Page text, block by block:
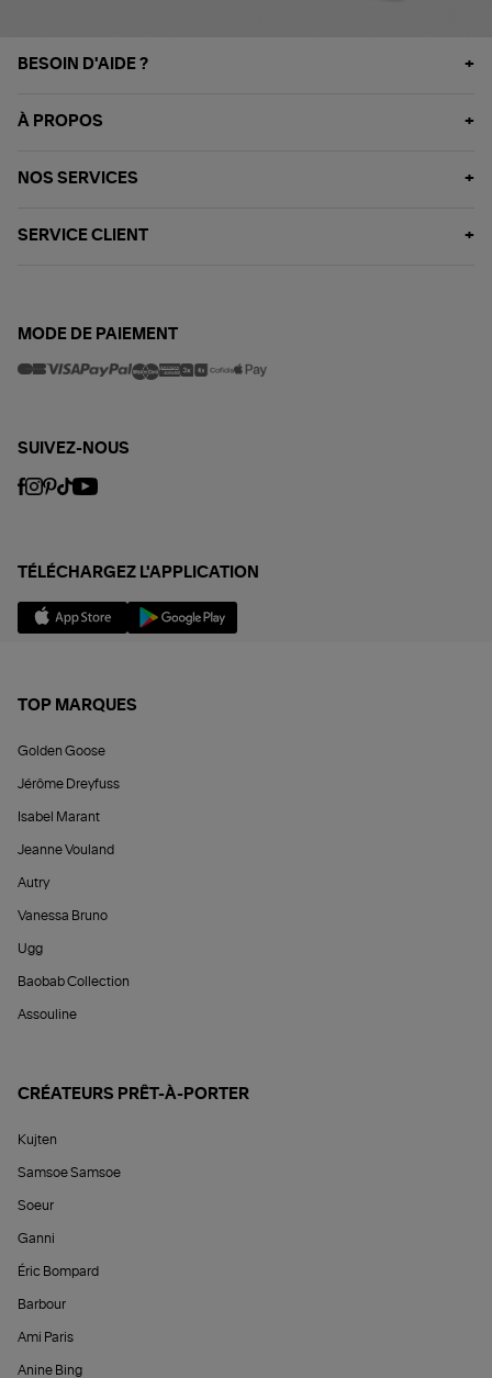
BESOIN D'AIDE ?
À PROPOS
NOS SERVICES
SERVICE CLIENT
MODE DE PAIEMENT
SUIVEZ-NOUS
TÉLÉCHARGEZ L'APPLICATION
TOP MARQUES
Golden Goose
Jérôme Dreyfuss
Isabel Marant
Jeanne Vouland
Autry
Vanessa Bruno
Ugg
Baobab Collection
Assouline
CRÉATEURS PRÊT-À-PORTER
Kujten
Samsoe Samsoe
Soeur
Ganni
Éric Bompard
Barbour
Ami Paris
Anine Bing